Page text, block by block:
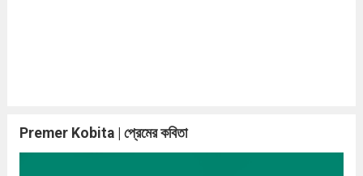
Premer Kobita | প্রেমের কবিতা